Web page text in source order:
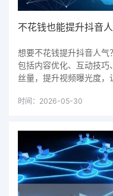
不花钱也能提升抖音
想要不花钱提升抖音人气
包括内容优化、互动技
丝量，提升视频曝光度，
时间：2026-05-30